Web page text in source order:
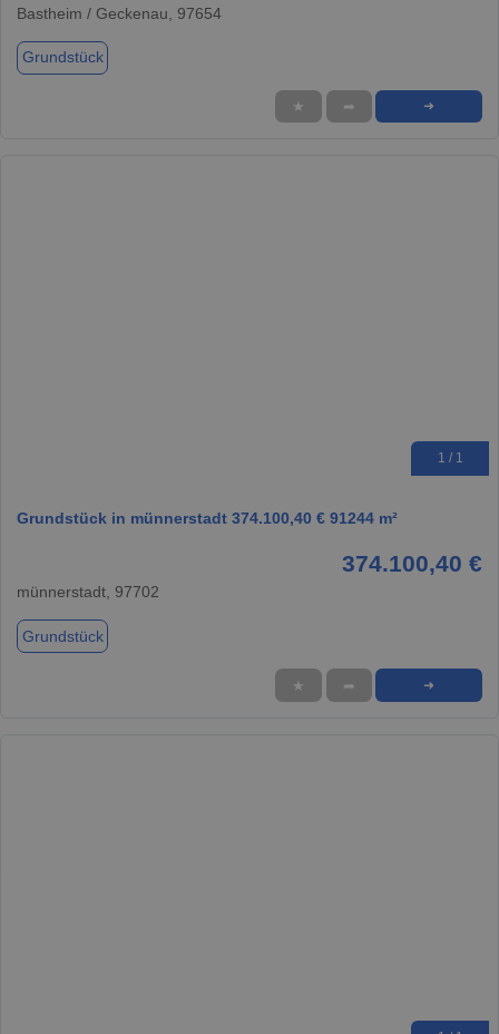
Bastheim / Geckenau, 97654
Grundstück
★ ➦ ➜
1 / 1
Grundstück in münnerstadt 374.100,40 € 91244 m²
374.100,40 €
münnerstadt, 97702
Grundstück
★ ➦ ➜